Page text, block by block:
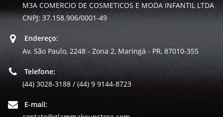
M3A COMERCIO DE COSMETICOS E MODA INFANTIL LTDA
CNPJ: 37.158.906/0001-49
Endereço:
Av. São Paulo, 2248 - Zona 2, Maringá - PR, 87010-355
Telefone:
(44) 3028-3188 / (44) 9 9144-8723
E-mail: